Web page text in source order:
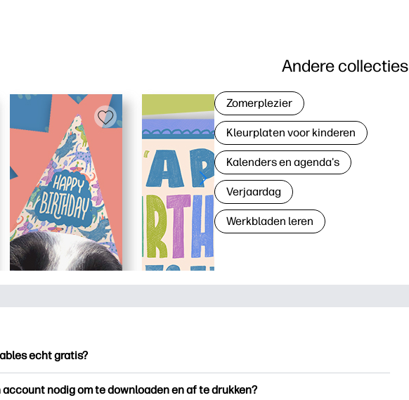
Andere collecties
Zomerplezier
Kleurplaten voor kinderen
Kalenders en agenda's
Verjaardag
Werkbladen leren
echt gratis?
account nodig om te downloaden en af te drukken?